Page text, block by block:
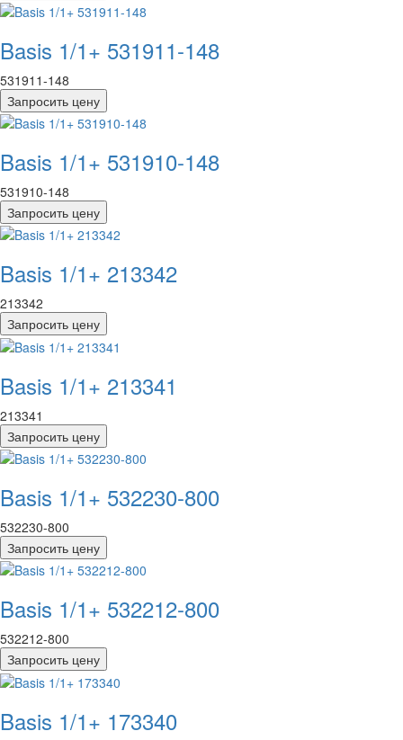
Basis 1/1+ 531911-148
531911-148
Запросить цену
Basis 1/1+ 531910-148
531910-148
Запросить цену
Basis 1/1+ 213342
213342
Запросить цену
Basis 1/1+ 213341
213341
Запросить цену
Basis 1/1+ 532230-800
532230-800
Запросить цену
Basis 1/1+ 532212-800
532212-800
Запросить цену
Basis 1/1+ 173340